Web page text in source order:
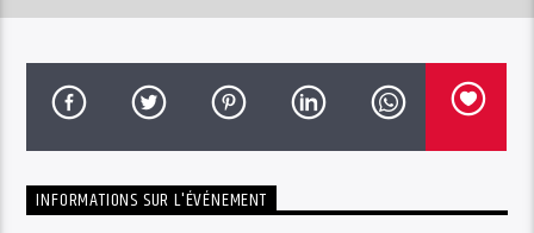
INFORMATIONS SUR L'ÉVÉNEMENT